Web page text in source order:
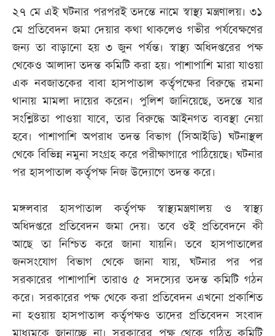
২৭ মে এই ঘটনার পরপরই তদন্তে নামে স্বাস্থ্য মন্ত্রণালয়। ৩১
মে প্রতিবেদন জমা দেয়ার কথা থাকলেও গভীর পর্যবেক্ষণের
জন্য তা বাড়ানো হয় ৩ জুন পর্যন্ত। স্বাস্থ্য অধিদপ্তরের পক্ষ
থেকেও আলাদা তদন্ত কমিটি করা হয়। পাশাপাশি মারা যাওয়া
এক নবজাতকের বাবা হাসপাতাল কর্তৃপক্ষের বিরুদ্ধে রমনা
থানায় মামলা দায়ের করেন। পুলিশ জানিয়েছে, তদন্তে যার
সংশ্লিষ্টতা পাওয়া যাবে, তার বিরুদ্ধে আইনগত ব্যবস্থা নেয়া
হবে। পাশাপাশি অপরাধ তদন্ত বিভাগ (সিআইডি) ঘটনাস্থল
থেকে বিভিন্ন নমুনা সংগ্রহ করে পরীক্ষাগারে পাঠিয়েছে। ঘটনার
পর হাসপাতাল কর্তৃপক্ষ নিজ উদ্যোগে তদন্ত করে।
মঙ্গলবার হাসপাতাল কর্তৃপক্ষ স্বাস্থ্যমন্ত্রণালয় ও স্বাস্থ্য
অধিদপ্তরে প্রতিবেদন জমা দেয়। তবে ওই প্রতিবেদনে কী
আছে তা নিশ্চিত করে জানা যায়নি। তবে হাসপাতালের
জনসংযোগ বিভাগ থেকে জানা যায়, ঘটনার পর পর
সরকারের পাশাপাশি তারাও ৫ সদস্যের তদন্ত কমিটি গঠন
করে। সরকারের পক্ষ থেকে করা প্রতিবেদন এখনো প্রকাশিত
না হওয়ায় হাসপাতাল কর্তৃপক্ষও তাদের প্রতিবেদন সংবাদ